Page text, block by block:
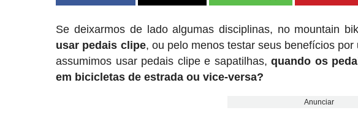
Se deixarmos de lado algumas disciplinas, no mountain
usar pedais clipe, ou pelo menos testar seus benefícios
assumimos usar pedais clipe e sapatilhas,quando os
em bicicletas de estrada ou vice-versa?
Anunciar